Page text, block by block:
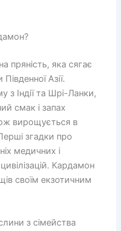
пряність, яка сягає
Азії.
Індії та Шрі-Ланки,
смак і запах
вирощується в
згадки про
медичних і
Кардамон
своїм екзотичним
з сімейства